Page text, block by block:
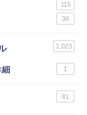
115
36
1,023
1
81